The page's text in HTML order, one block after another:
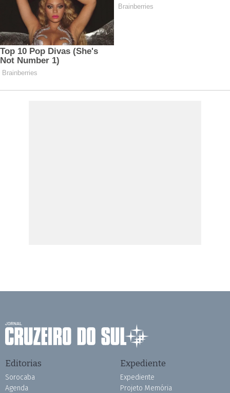
Editorias
Sorocaba
Agenda
Expediente
Expediente
Projeto Memória